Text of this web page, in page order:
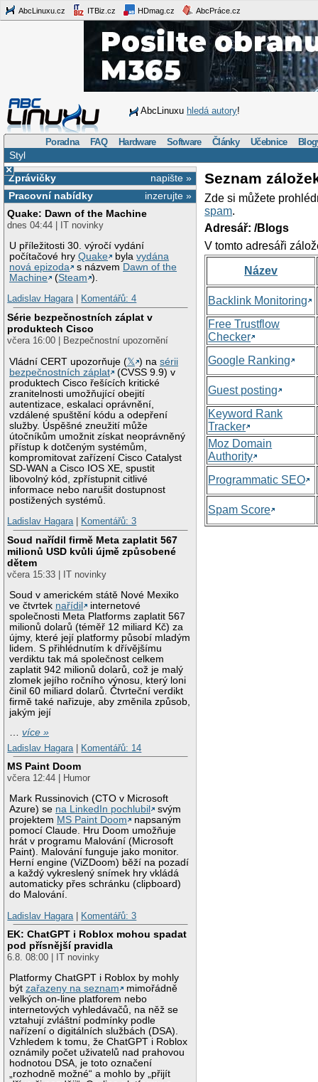
AbcLinuxu.cz ITBiz.cz HDmag.cz AbcPráce.cz
AbcLinuxu hledá autory!
Poradna FAQ Hardware Software Články Učebnice
Styl
×
napište »
Zprávičky
inzerujte »
Pracovní nabídky
Quake: Dawn of the Machine
dnes 04:44 | IT novinky
U příležitosti 30. výročí vydání
počítačové hryQuake bylavydána
nová epizoda
s názvem Dawn of the
Machine
(Steam ).
Ladislav Hagara| Komentářů: 4
Série bezpečnostních záplat v
produktech Cisco
včera 16:00 | Bezpečnostní upozornění
Vládní CERT upozorňuje (𝕏 ) nasérii
bezpečnostních záplat
(CVSS 9.9) v
produktech Cisco řešících kritické
zranitelnosti umožňující obejití
autentizace, eskalaci oprávnění,
vzdálené spuštění kódu a odepření
služby. Úspěšné zneužití může
útočníkům umožnit získat neoprávněný
přístup k dotčeným systémům,
kompromitovat zařízení Cisco Catalyst
SD-WAN a Cisco IOS XE, spustit
libovolný kód, zpřístupnit citlivé
informace nebo narušit dostupnost
postižených systémů.
Ladislav Hagara| Komentářů: 3
Soud nařídil firmě Meta zaplatit 567
milionů USD kvůli újmě způsobené
dětem
včera 15:33 | IT novinky
Soud v americkém státě Nové Mexiko
ve čtvrtek nařídil
internetové
společnosti Meta Platforms zaplatit 567
milionů dolarů (téměř 12 miliard Kč) za
újmy, které její platformy působí mladým
lidem. S přihlédnutím k dřívějšímu
verdiktu tak má společnost celkem
zaplatit 942 milionů dolarů, což je malý
zlomek jejího ročního výnosu, který loni
činil 60 miliard dolarů. Čtvrteční verdikt
firmě také nařizuje, aby změnila způsob,
jakým její
…více »
Ladislav Hagara
Komentářů: 14
MS Paint Doom
včera 12:44 | Humor
Mark Russinovich (CTO v Microsoft
Azure) se na LinkedIn pochlubil
svým
projektem MS Paint Doom
napsaným
pomocí Claude. Hru Doom umožňuje
hrát v programu Malování (Microsoft
Paint). Malování funguje jako monitor.
Herní engine (ViZDoom) běží na pozadí
a každý vykreslený snímek hry vkládá
automaticky přes schránku (clipboard)
do Malování.
Ladislav Hagara
Komentářů: 3
EK: ChatGPT i Roblox mohou spadat
pod přísnější pravidla
6.8. 08:00 | IT novinky
Platformy ChatGPT i Roblox by mohly
býtzařazeny na seznam
mimořádně
velkých on-line platforem nebo
internetových vyhledávačů, na něž se
vztahují zvláštní podmínky podle
nařízení o digitálních službách (DSA).
Vzhledem k tomu, že ChatGPT i Roblox
oznámily počet uživatelů nad prahovou
hodnotou DSA, je toto označení
„rozhodně možné“ a mohlo by „přijít
Seznam
Zde si můžete
spam.
Adresář: /Blogs
V tomto adresáři
Název
Backlink Monitoring
Free Trustflow
Checker
Google Ranking
Guest posting
Keyword Rank
Tracker
Moz Domain
Authority
Programmatic SEO
Spam Score